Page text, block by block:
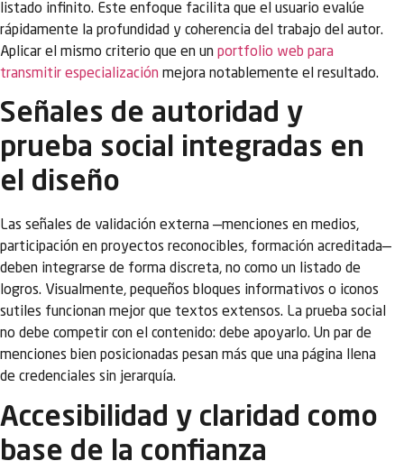
listado infinito. Este enfoque facilita que el usuario evalúe
rápidamente la profundidad y coherencia del trabajo del autor.
Aplicar el mismo criterio que en un portfolio web para
transmitir especialización mejora notablemente el resultado.
Señales de autoridad y
prueba social integradas en
el diseño
Las señales de validación externa —menciones en medios,
participación en proyectos reconocibles, formación acreditada—
deben integrarse de forma discreta, no como un listado de
logros. Visualmente, pequeños bloques informativos o iconos
sutiles funcionan mejor que textos extensos. La prueba social
no debe competir con el contenido: debe apoyarlo. Un par de
menciones bien posicionadas pesan más que una página llena
de credenciales sin jerarquía.
Accesibilidad y claridad como
base de la confianza